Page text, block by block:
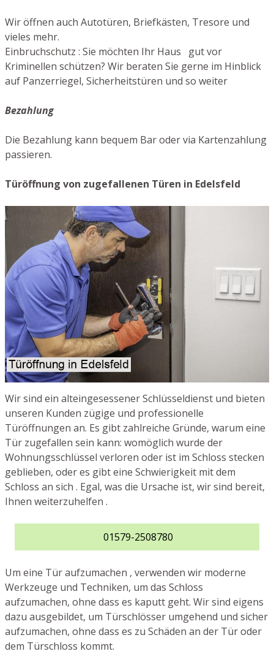
Wir öffnen auch Autotüren, Briefkästen, Tresore und
vieles mehr.
Einbruchschutz : Sie möchten Ihr Haus gut vor
Kriminellen schützen? Wir beraten Sie gerne im Hinblick
auf Panzerriegel, Sicherheitstüren und so weiter
Bezahlung
Die Bezahlung kann bequem Bar oder via Kartenzahlung
passieren.
Türöffnung von zugefallenen Türen in Edelsfeld
Wir sind ein alteingesessener Schlüsseldienst und bieten
unseren Kunden zügige und professionelle
Türöffnungen an. Es gibt zahlreiche Gründe, warum eine
Tür zugefallen sein kann: womöglich wurde der
Wohnungsschlüssel verloren oder ist im Schloss stecken
geblieben, oder es gibt eine Schwierigkeit mit dem
Schloss an sich . Egal, was die Ursache ist, wir sind bereit,
Ihnen weiterzuhelfen .
01579-2508780
Um eine Tür aufzumachen , verwenden wir moderne
Werkzeuge und Techniken, um das Schloss
aufzumachen, ohne dass es kaputt geht. Wir sind eigens
dazu ausgebildet, um Türschlösser umgehend und sicher
aufzumachen, ohne dass es zu Schäden an der Tür oder
dem Türschloss kommt.